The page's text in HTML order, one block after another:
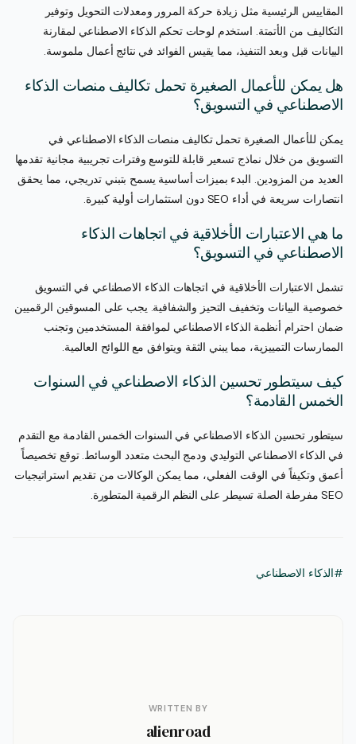
المقاييس الرئيسية مثل زيادة حركة المرور ومعدلات التحويل وتوفير
التكاليف من الأتمتة. استخدم لوحات تحكم الذكاء الاصطناعي لمقارنة
البيانات قبل وبعد التنفيذ، مما يقيس الفوائد في نتائج أعمال ملموسة.
هل يمكن للأعمال الصغيرة تحمل تكاليف منصات الذكاء
الاصطناعي في التسويق؟
يمكن للأعمال الصغيرة تحمل تكاليف منصات الذكاء الاصطناعي في
التسويق من خلال نماذج تسعير قابلة للتوسع وفترات تجريبية مجانية تقدمها
العديد من المزودين. البدء بميزات أساسية يسمح بتبني تدريجي، مما يحقق
انتصارات سريعة في أداء SEO دون استثمارات أولية كبيرة.
ما هي الاعتبارات الأخلاقية في اتجاهات الذكاء
الاصطناعي في التسويق؟
تشمل الاعتبارات الأخلاقية في اتجاهات الذكاء الاصطناعي في التسويق
خصوصية البيانات وتخفيف التحيز والشفافية. يجب على المسوقين الرقميين
ضمان احترام أنظمة الذكاء الاصطناعي لموافقة المستخدمين وتجنب
الممارسات التمييزية، مما يبني الثقة ويتوافق مع اللوائح العالمية.
كيف سيتطور تحسين الذكاء الاصطناعي في السنوات
الخمس القادمة؟
سيتطور تحسين الذكاء الاصطناعي في السنوات الخمس القادمة مع التقدم
في الذكاء الاصطناعي التوليدي ودمج البحث متعدد الوسائط. توقع تخصيصاً
أعمق وتكيفاً في الوقت الفعلي، مما يمكن الوكالات من تقديم استراتيجيات
SEO مفرطة الصلة تسيطر على النظم الرقمية المتطورة.
#الذكاء الاصطناعي
WRITTEN BY
alienroad